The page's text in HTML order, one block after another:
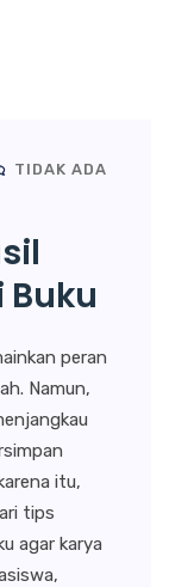
TIDAK ADA
peran
Namun,
itu,
tips
agar karya